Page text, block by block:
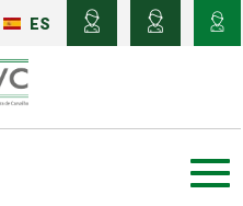
ES